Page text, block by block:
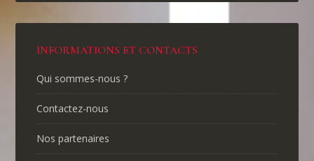
INFORMATIONS ET CONTACTS
Qui sommes-nous ?
Contactez-nous
Nos partenaires